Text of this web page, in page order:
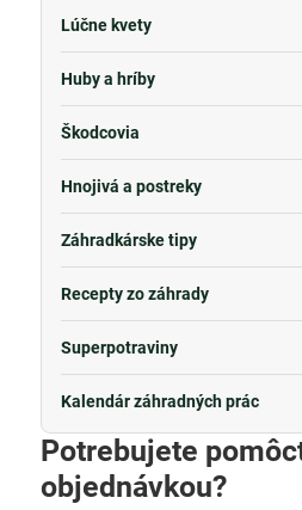
Lúčne kvety
Huby a hríby
Škodcovia
Hnojivá a postreky
Záhradkárske tipy
Recepty zo záhrady
Superpotraviny
Kalendár záhradných prác
Potrebujete
objednávkou?